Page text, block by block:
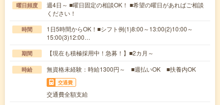
曜日頻度
週4日～ ■曜日固定の相談OK！ ■希望の曜日があればご相談
ください！
時間
1日5時間からOK！■シフト例(1)8:00～13:00(2)10:00～
15:00(3)12:00…
期間 【現在も積極採用中！急募！】■2カ月～
時給 無資格未経験：時給1300円～ ■週払いOK ■扶養内OK
交通費
交通費全額支給